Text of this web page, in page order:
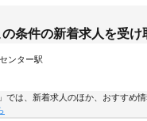
の条件の新着求人を受け
ンター駅
では、新着求人のほか、おすすめ